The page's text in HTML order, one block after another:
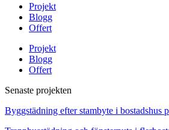
Projekt
Blogg
Offert
Projekt
Blogg
Offert
Senaste projekten
Byggstädning efter stambyte i bostadshus